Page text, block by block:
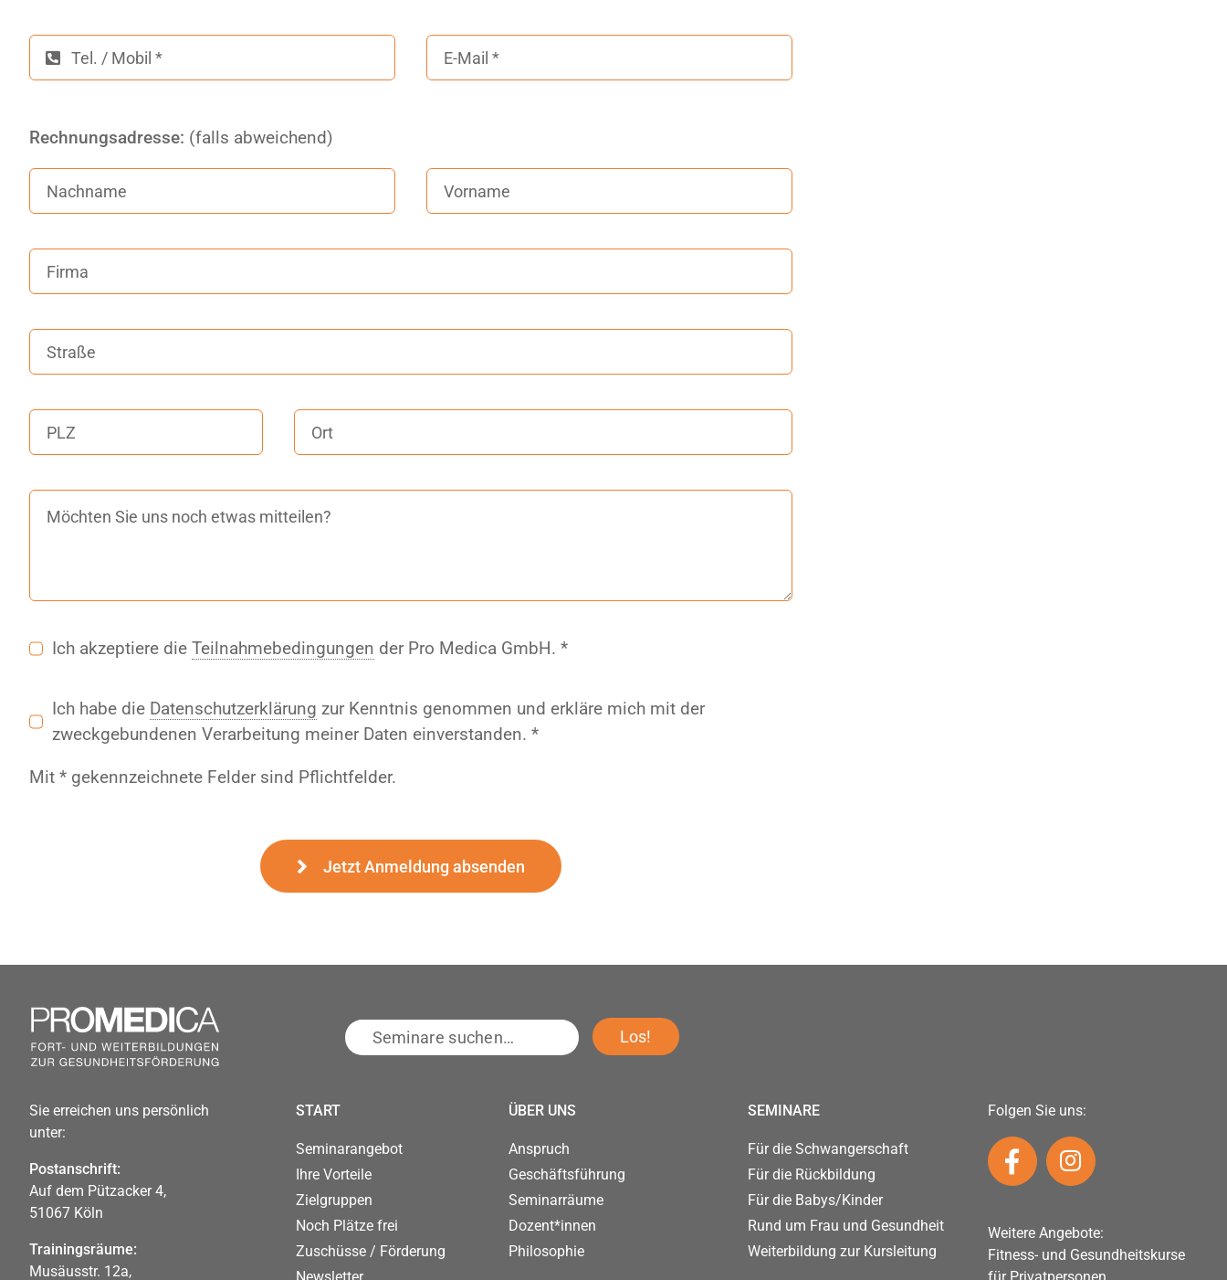
Rechnungsadresse: (falls abweichend)
Ich akzeptiere dieTeilnahmebedingungen der Pro Medica GmbH. *
Ich habe die Datenschutzerklärung zur Kenntnis genommen und erkläre mich mit der
zweckgebundenen Verarbeitung meiner Daten einverstanden. *
Mit * gekennzeichnete Felder sind Pflichtfelder.
Jetzt Anmeldung absenden
Seminare
suchen…
Los!
Sie erreichen uns persönlich
unter:
Postanschrift:
Auf dem Pützacker 4,
51067 Köln
Trainingsräume:
Musäusstr. 12a,
START
Seminarangebot
Ihre Vorteile
Zielgruppen
Noch Plätze frei
Zuschüsse / Förderung
ÜBER UNS
Anspruch
Geschäftsführung
Seminarräume
Dozent*innen
Philosophie
SEMINARE
Für die Schwangerschaft
Für die Rückbildung
Für die Babys/Kinder
Rund um Frau und Gesundheit
Weiterbildung zur Kursleitung
Folgen Sie uns:
Weitere Angebote:
Fitness- und Gesundheitskurse